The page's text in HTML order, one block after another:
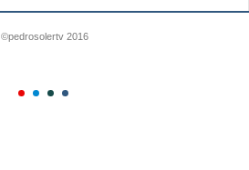
©pedrosolertv 2016